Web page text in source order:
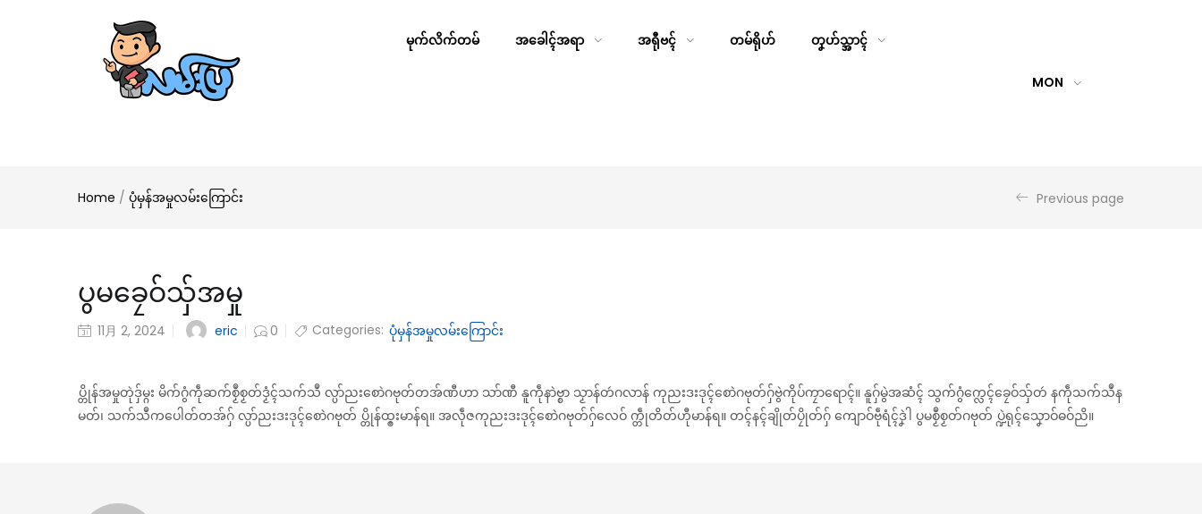
မုက်လိက်တမ် အခေါၚ်အရာ အရီုဗၚ် တမ်ရိုဟ် တၞဟ်သ္အာၚ်
MON
Home / ပုံမှန်အမှုလမ်းကြောင်း Previous page
ပွမခၠေဝ်သှ်အမှု
11月 2, 2024 eric 0 Categories: ပုံမှန်အမှုလမ်းကြောင်း
ပ္တိုန်အမှုတုဲဒှ်မ္ဂး မိက်ဂွံကဵုဆက်စၟဳစၟတ်ဒၟံၚ်သက်သဳ လ္ပာ်ညးစောဲဂဗုတ်တအ်ဏီဟာ သာ်ဏီ နူကဵုနာဲဗ္စာ သၟာန်တဴဂလာန် ကုညးဒးဒုၚ်စောဲဂဗုတ်ဂှ်ဗွဲကိုပ်ကၠာရောၚ်။ နူဂှ်မွဲအဆံၚ် သွက်ဂွံက္လေၚ်ခၠေဝ်သှ်တဴ နကဵုသက်သဳန
မတ်၊ သက်သဳကပေါတ်တအ်ဂှ် လ္ပာ်ညးဒးဒုၚ်စောဲဂဗုတ် ပ္တိုန်ထ္ၜးမာန်ရ။ အလဵုဇကုညးဒးဒုၚ်စောဲဂဗုတ်ဂှ်လေဝ် က္တဵုတိတ်ဟီုမာန်ရ။ တၚ်နၚ်ချိုတ်ပၠိုတ်ဂှ် ကျောဝ်ဗဵုရံၚ်ဒၞဲါ ပွမစၟဳစၟတ်ဂဗုတ် ပ္ဍဲရုၚ်သၞောဝ်ဓဝ်ညိ။